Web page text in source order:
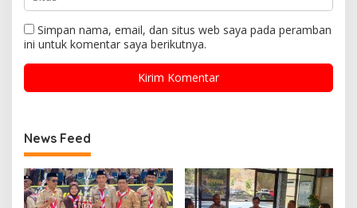
Simpan nama, email, dan situs web saya pada peramban
ini untuk komentar saya berikutnya.
News Feed